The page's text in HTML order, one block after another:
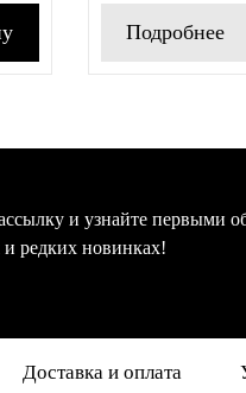
Подробнее
и узнайте первыми
редких новинках!
Доставка и оплата